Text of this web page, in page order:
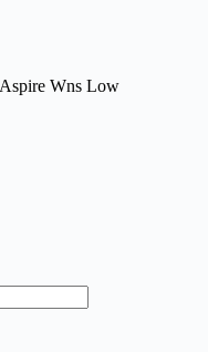
Wns Low